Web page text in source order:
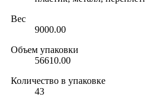
Вес
9000.00
Объем упаковки
56610.00
Количество в упаковке
43